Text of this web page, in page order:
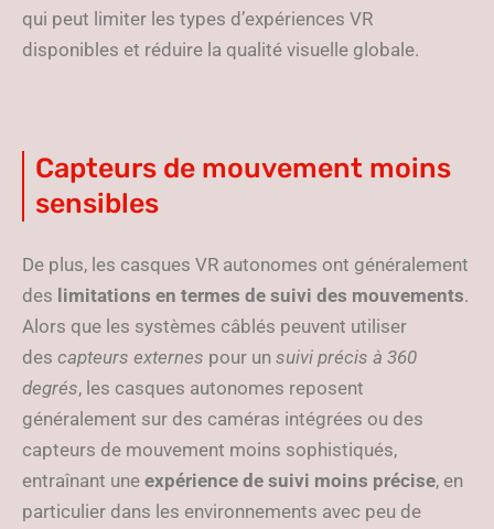
qui peut limiter les types d’expériences VR
disponibles et réduire la qualité visuelle globale.
Capteurs de mouvement moins
sensibles
De plus, les casques VR autonomes ont généralement
des limitations en termes de suivi des mouvements.
Alors que les systèmes câblés peuvent utiliser
des capteurs externes pour un suivi précis à 360
degrés, les casques autonomes reposent
généralement sur des caméras intégrées ou des
capteurs de mouvement moins sophistiqués,
entraînant une expérience de suivi moins précise, en
particulier dans les environnements avec peu de